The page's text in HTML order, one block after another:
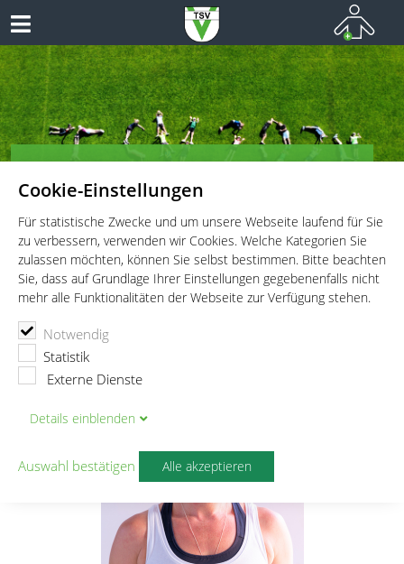
Cookie-Einstellungen
Für statistische Zwecke und um unsere Webseite laufend für Sie
zu verbessern, verwenden wir Cookies. Welche Kategorien Sie
zulassen möchten, können Sie selbst bestimmen. Bitte beachten
Sie, dass auf Grundlage Ihrer Einstellungen gegebenenfalls nicht
mehr alle Funktionalitäten der Webseite zur Verfügung stehen.
Notwendig
Statistik
Externe Dienste
Details einblenden
Auswahl bestätigen Alle akzeptieren
Vielseitiges Sportangebot für Kinder und Jugendliche!
TSV Vaterstetten e.V.